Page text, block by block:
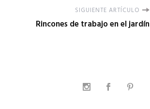
SIGUIENTE ARTÍCULO
Rincones de trabajo en el jardín